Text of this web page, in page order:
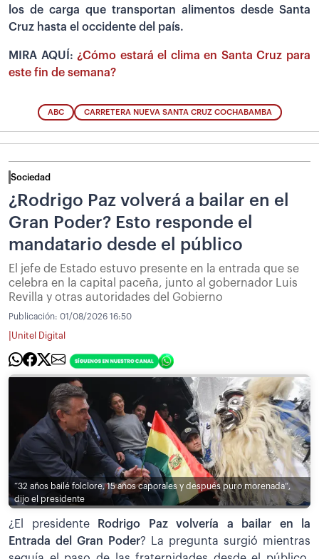
los de carga que transportan alimentos desde Santa
Cruz hasta el occidente del país.
MIRA AQUÍ:¿Cómo estará el clima en Santa Cruz para
este fin de semana?
ABC CARRETERA NUEVA SANTA CRUZ COCHABAMBA
Sociedad
¿Rodrigo Paz volverá a bailar en el
Gran Poder? Esto responde el
mandatario desde el público
El jefe de Estado estuvo presente en la entrada que se
celebra en la capital paceña, junto al gobernador Luis
Revilla y otras autoridades del Gobierno
Publicación: 01/08/2026 16:50
Unitel Digital
“32 años bailé folclore, 15 años caporales y después puro morenada”,
dijo el presidente
¿El presidenteRodrigo Paz volvería a bailar en la
Entrada del Gran Poder? La pregunta surgió mientras